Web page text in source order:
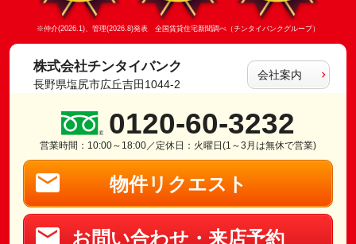
※仲介(2026.1)、管理(2026.8)発表 全国賃貸住宅新聞調べ（チンタイバンクグループ）
株式会社チンタイバンク
長野県塩尻市広丘吉田1044-2
会社案内
0120-60-3232
営業時間：10:00～18:00／定休日：火曜日(1～3月は無休で営業)
物件リクエスト
お問い合わせ・来店予約